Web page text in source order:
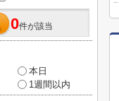
0件が該当
本日
1週間以内